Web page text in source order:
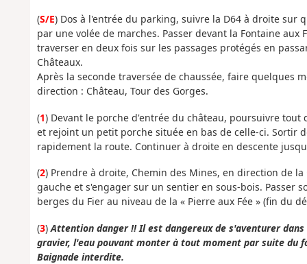
(S/E) Dos à l'entrée du parking, suivre la D64 à droite
par une volée de marches. Passer devant la Fontaine
traverser en deux fois sur les passages protégés en
Châteaux.
Après la seconde traversée de chaussée, faire quelques
direction : Château, Tour des Gorges.
(1) Devant le porche d'entrée du château, poursuivre
et rejoint un petit porche située en bas de celle-ci. Sortir
rapidement la route. Continuer à droite en descente
(2) Prendre à droite, Chemin des Mines, en direction de
gauche et s'engager sur un sentier en sous-bois. Passer
berges du Fier au niveau de la « Pierre aux Fée » (fin du
(3) Attention danger !! Il est dangereux de s'aventurer
gravier, l'eau pouvant monter à tout moment par suite du
Baignade interdite.